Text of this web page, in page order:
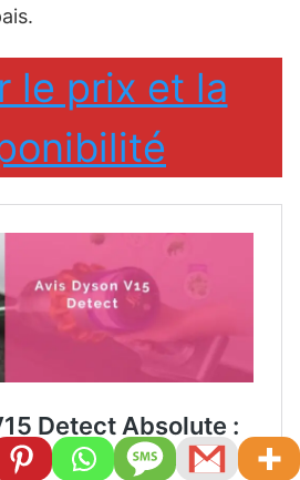
le prix et la